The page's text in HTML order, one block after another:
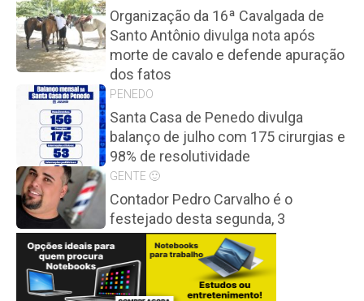
Organização da 16ª Cavalgada de
Santo Antônio divulga nota após
morte de cavalo e defende apuração
dos fatos
PENEDO
Santa Casa de Penedo divulga
balanço de julho com 175 cirurgias e
98% de resolutividade
GENTE 🙂
Contador Pedro Carvalho é o
festejado desta segunda, 3